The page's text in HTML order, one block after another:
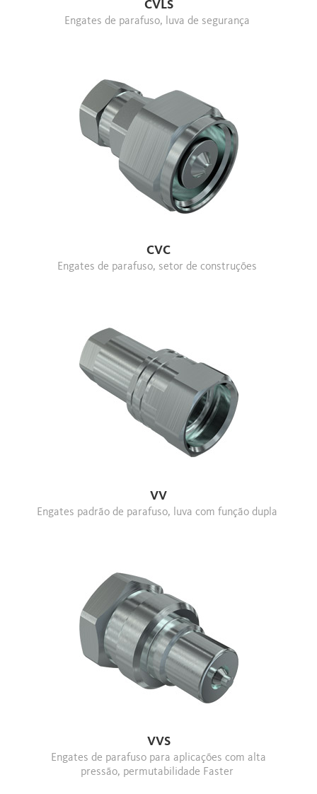
CVLS
Engates de parafuso, luva de segurança
CVC
Engates de parafuso, setor de construções
VV
Engates padrão de parafuso, luva com função dupla
VVS
Engates de parafuso para aplicações com alta
pressão, permutabilidade Faster